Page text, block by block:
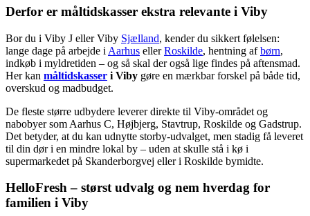
Derfor er måltidskasser ekstra relevante i Viby
Bor du i Viby J eller Viby Sjælland, kender du sikkert følelsen:
lange dage på arbejde i Aarhus ellerRoskilde, hentning afbørn,
indkøb i myldretiden – og så skal der også lige findes på aftensmad.
Her kan måltidskasser i Viby gøre en mærkbar forskel på både tid,
overskud og madbudget.
De fleste større udbydere leverer direkte til Viby-området og
nabobyer som Aarhus C, Højbjerg, Stavtrup, Roskilde og Gadstrup.
Det betyder, at du kan udnytte storby-udvalget, men stadig få leveret
til din dør i en mindre lokal by – uden at skulle stå i kø i
supermarkedet på Skanderborgvej eller i Roskilde bymidte.
HelloFresh – størst udvalg og nem hverdag for
familien i Viby